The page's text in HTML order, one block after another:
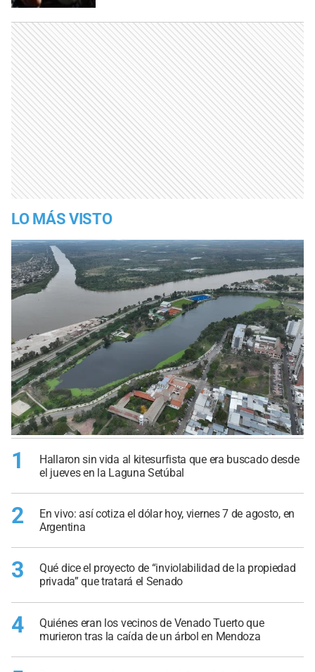
LO MÁS VISTO
1
Hallaron sin vida al kitesurfista que era buscado desde
el jueves en la Laguna Setúbal
2
En vivo: así cotiza el dólar hoy, viernes 7 de agosto, en
Argentina
3
Qué dice el proyecto de “inviolabilidad de la propiedad
privada” que tratará el Senado
4
Quiénes eran los vecinos de Venado Tuerto que
murieron tras la caída de un árbol en Mendoza